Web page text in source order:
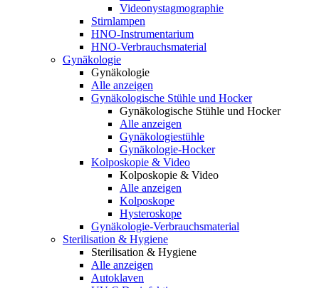
Videonystagmographie
Stirnlampen
HNO-Instrumentarium
HNO-Verbrauchsmaterial
Gynäkologie
Gynäkologie
Alle anzeigen
Gynäkologische Stühle und Hocker
Gynäkologische Stühle und Hocker
Alle anzeigen
Gynäkologiestühle
Gynäkologie-Hocker
Kolposkopie & Video
Kolposkopie & Video
Alle anzeigen
Kolposkope
Hysteroskope
Gynäkologie-Verbrauchsmaterial
Sterilisation & Hygiene
Sterilisation & Hygiene
Alle anzeigen
Autoklaven